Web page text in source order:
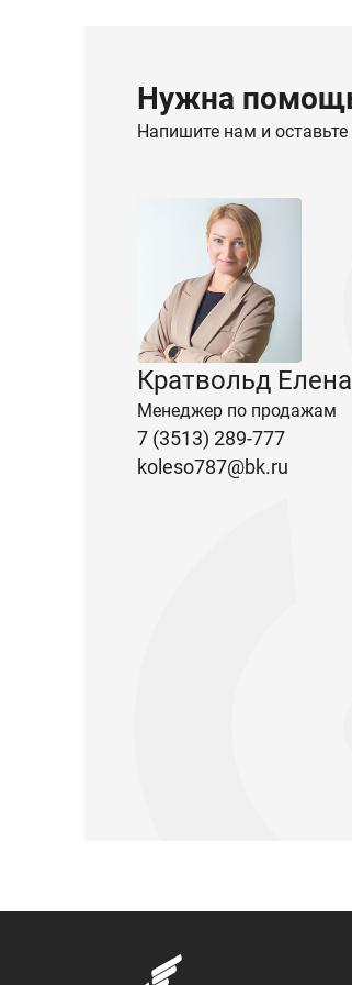
Нужна
Напишите нам и
Кратвольд Елена
Менеджер по продажам
7 (3513) 289-777
koleso787@bk.ru